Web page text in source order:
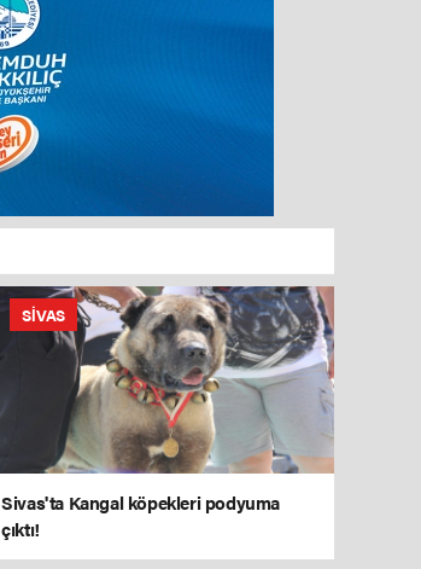
SIVAS
Sivas'ta Kangal köpekleri podyuma
çıktı!